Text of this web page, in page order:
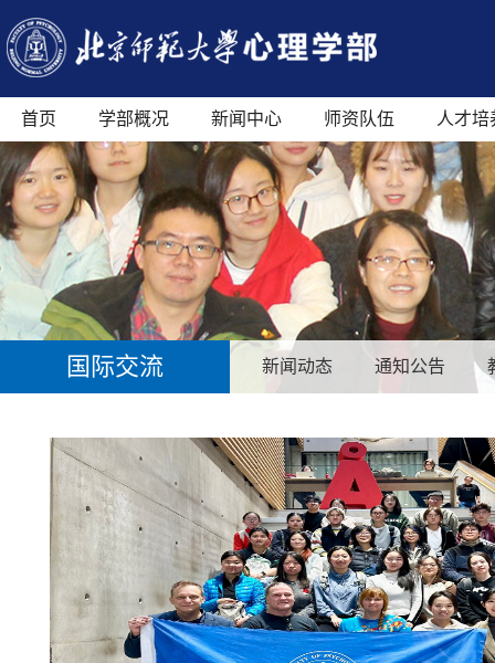
首页 学部概况 新闻中心 师资队伍 人才培
国际交流 新闻动态 通知公告